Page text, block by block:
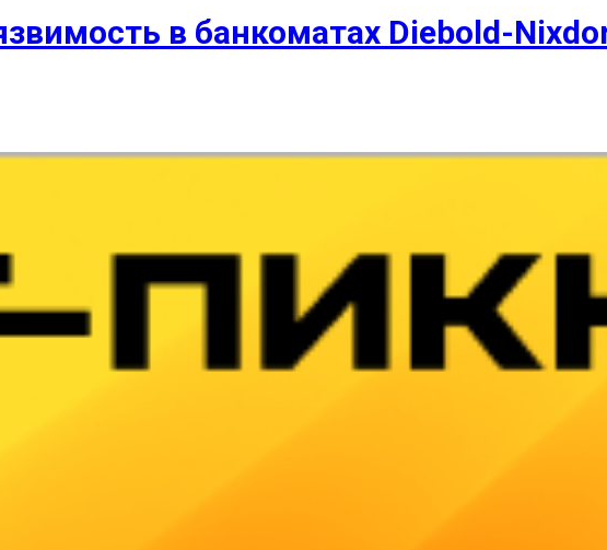
в банкоматах Diebold-